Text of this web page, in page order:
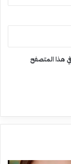
في هذا المتصفح